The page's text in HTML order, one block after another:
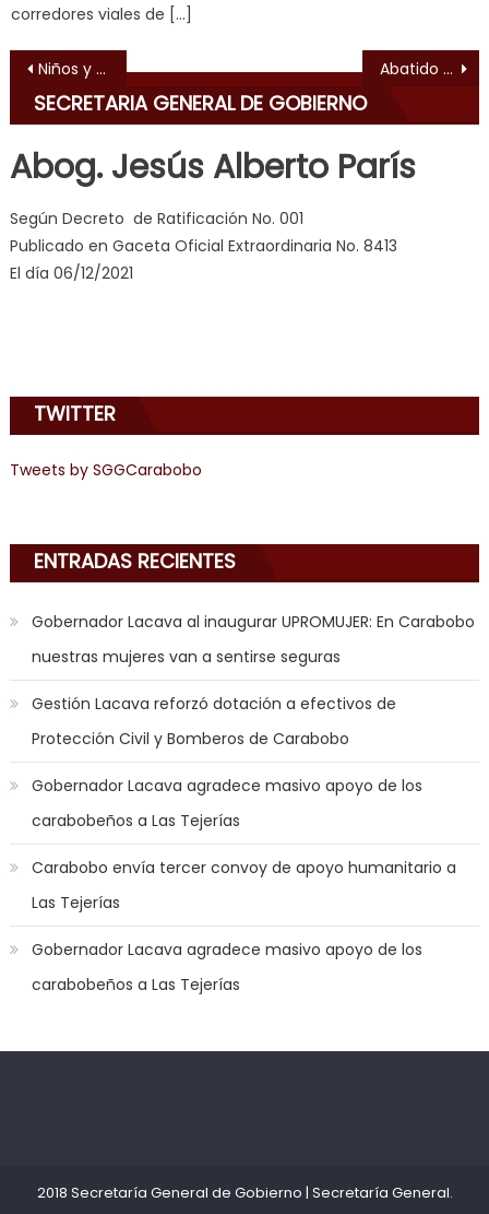
indian
erotic
videos
pono
doido,
sinful
joys
of
anal
am
in
mood
play
a
jerk
off
game
with
you
joi
nana
nakamura
gets
corredores viales de […]
Navegación de entradas
Niños y adolescentes de Naguanagua disfrutaron durante jornada de flexibilización de la cuarentena Abatido alias “El Guabina” al enfrentar PoliCarabobo en Guacara
SECRETARIA GENERAL DE GOBIERNO
Abog. Jesús Alberto París
Según Decreto de Ratificación No. 001
Publicado en Gaceta Oficial Extraordinaria No. 8413
El día 06/12/2021
TWITTER
Tweets by SGGCarabobo
ENTRADAS RECIENTES
Gobernador Lacava al inaugurar UPROMUJER: En Carabobo
nuestras mujeres van a sentirse seguras
Gestión Lacava reforzó dotación a efectivos de
Protección Civil y Bomberos de Carabobo
Gobernador Lacava agradece masivo apoyo de los
carabobeños a Las Tejerías
Carabobo envía tercer convoy de apoyo humanitario a
Las Tejerías
Gobernador Lacava agradece masivo apoyo de los
carabobeños a Las Tejerías
Escort
siteler2018 Secretaría General de Gobierno | Secretaría General.